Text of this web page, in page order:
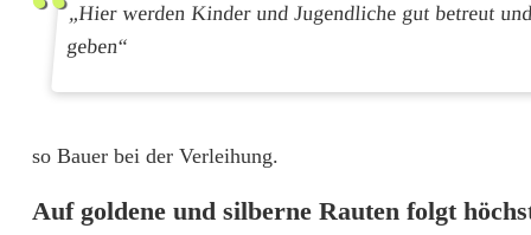
G
o
„Hier werden Kinder und Jugendliche gut betreut
geben“
so Bauer bei der Verleihung.
Auf goldene und silberne Rauten folgt